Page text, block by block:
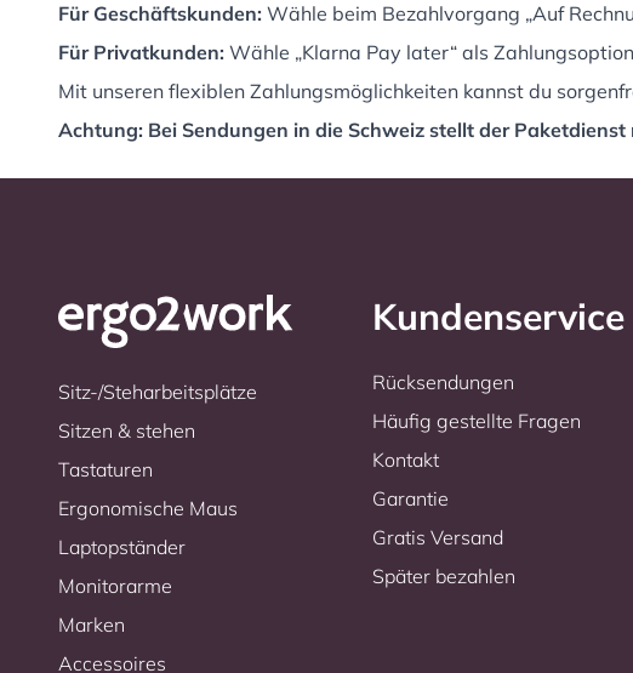
Für Geschäftskunden: Wähle beim Bezahlvorgang „Auf
Für Privatkunden: Wähle „Klarna Pay later“ als
Mit unseren flexiblen Zahlungsmöglichkeiten kannst du
Achtung: Bei Sendungen in die Schweiz stellt der
Sitz-/Steharbeitsplätze
Sitzen & stehen
Tastaturen
Ergonomische Maus
Laptopständer
Monitorarme
Marken
Accessoires
Kundenservice
Rücksendungen
Häufig gestellte Fragen
Kontakt
Garantie
Gratis Versand
Später bezahlen